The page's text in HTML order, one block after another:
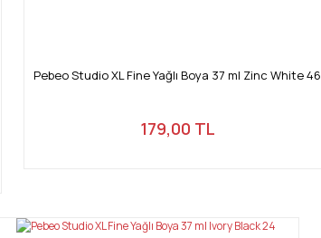
Pebeo Studio XL Fine Yağlı Boya 37 ml Zinc White 46
179,00 TL